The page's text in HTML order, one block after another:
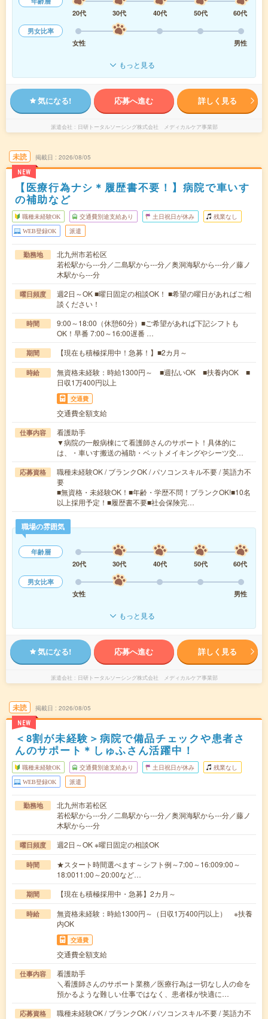
20代
30代 40代 50代
60代
男女比率
女性
男性
もっと見る
気になる! 応募へ進む 詳しく見る
派遣会社 日研トータルソーシング株式会社 メディカルケア事業部
未読
NEW
掲載日 2026/08/05
【医療行為ナシ＊履歴書不要！】病院で車いす
の補助など
職種未経験OK 交通費別途支給あり 土日祝日が休み 残業なし
WEB登録OK 派遣
勤務地
北九州市若松区
若松駅から---分／二島駅から---分／奥洞海駅から---分／藤ノ
木駅から---分
曜日頻度
週2日～OK ■曜日固定の相談OK！ ■希望の曜日があればご相
談ください！
時間
9:00～18:00（休憩60分）■ご希望があれば下記シフトも
OK！早番 7:00～16:00遅番 …
期間 【現在も積極採用中！急募！】■2カ月～
時給
無資格未経験：時給1300円～ ■週払いOK ■扶養内OK ■
日収1万400円以上
交通費
交通費全額支給
仕事内容
看護助手
▼病院の一般病棟にて看護師さんのサポート！具体的に
は、・車いす搬送の補助・ベットメイキングやシーツ交…
応募資格
職種未経験OK / ブランクOK / パソコンスキル不要 / 英語力不
要
■無資格・未経験OK！■年齢・学歴不問！ブランクOK!■10名
以上採用予定！■履歴書不要■社会保険完…
職場の雰囲気
年齢層
20代
30代 40代 50代
60代
男女比率
女性
男性
もっと見る
気になる! 応募へ進む 詳しく見る
派遣会社 日研トータルソーシング株式会社 メディカルケア事業部
未読
NEW
掲載日 2026/08/05
＜8割が未経験＞病院で備品チェックや患者さ
んのサポート＊しゅふさん活躍中！
職種未経験OK 交通費別途支給あり 土日祝日が休み 残業なし
WEB登録OK 派遣
勤務地
北九州市若松区
若松駅から---分／二島駅から---分／奥洞海駅から---分／藤ノ
木駅から---分
曜日頻度 週2日～OK ※曜日固定の相談OK
時間
★スタート時間選べます～シフト例～7:00～16:009:00～
18:0011:00～20:00など…
期間 【現在も積極採用中・急募】2カ月～
時給
無資格未経験：時給1300円～（日収1万400円以上） ※扶養
内OK
交通費
交通費全額支給
仕事内容
看護助手
＼看護師さんのサポート業務／医療行為は一切なし人の命を
預かるような難しい仕事ではなく、患者様が快適に…
応募資格
職種未経験OK / ブランクOK / パソコンスキル不要 / 英語力不